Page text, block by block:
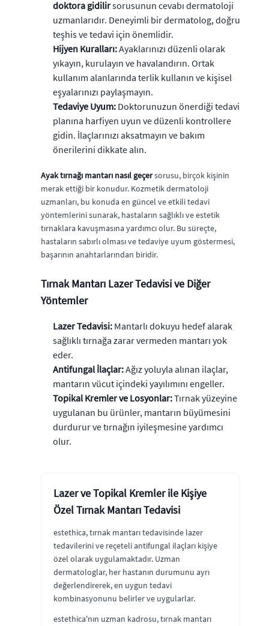
doktora gidilirsorusunun cevabı dermatoloji
uzmanlarıdır. Deneyimli bir dermatolog, doğru
teşhis ve tedavi için önemlidir.
Hijyen Kuralları:Ayaklarınızı düzenli olarak
yıkayın, kurulayın ve havalandırın. Ortak
kullanım alanlarında terlik kullanın ve kişisel
eşyalarınızı paylaşmayın.
Tedaviye Uyum: Doktorunuzun önerdiği tedavi
planına harfiyen uyun ve düzenli kontrollere
gidin. İlaçlarınızı aksatmayın ve bakım
önerilerini dikkate alın.
Ayak tırnağı mantarı nasıl geçersorusu, birçok kişinin
merak ettiği bir konudur. Kozmetik dermatoloji
uzmanları, bu konuda en güncel ve etkili tedavi
yöntemlerini sunarak, hastaların sağlıklı ve estetik
tırnaklara kavuşmasına yardımcı olur. Bu süreçte,
hastaların sabırlı olması ve tedaviye uyum göstermesi,
başarının anahtarlarından biridir.
Tırnak Mantarı Lazer Tedavisi ve Diğer
Yöntemler
Lazer Tedavisi: Mantarlı dokuyu hedef alarak
sağlıklı tırnağa zarar vermeden mantarı yok
eder.
Antifungal İlaçlar:Ağız yoluyla alınan ilaçlar,
mantarın vücut içindeki yayılımını engeller.
Topikal Kremler ve Losyonlar:Tırnak yüzeyine
uygulanan bu ürünler, mantarın büyümesini
durdurur ve tırnağın iyileşmesine yardımcı
olur.
Lazer ve Topikal Kremler ile Kişiye
Özel Tırnak Mantarı Tedavisi
estethica, tırnak mantarı tedavisinde lazer
tedavilerini ve reçeteli antifungal ilaçları kişiye
özel olarak uygulamaktadır. Uzman
dermatologlar, her hastanın durumunu ayrı
değerlendirerek, en uygun tedavi
kombinasyonunu belirler ve uygularlar.
estethica'nın uzman kadrosu, tırnak mantarı